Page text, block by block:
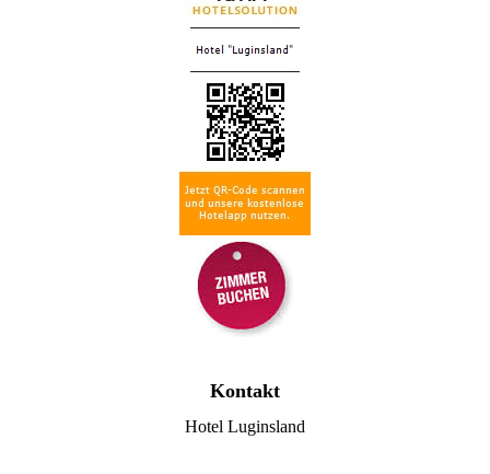
Kontakt
Hotel Luginsland